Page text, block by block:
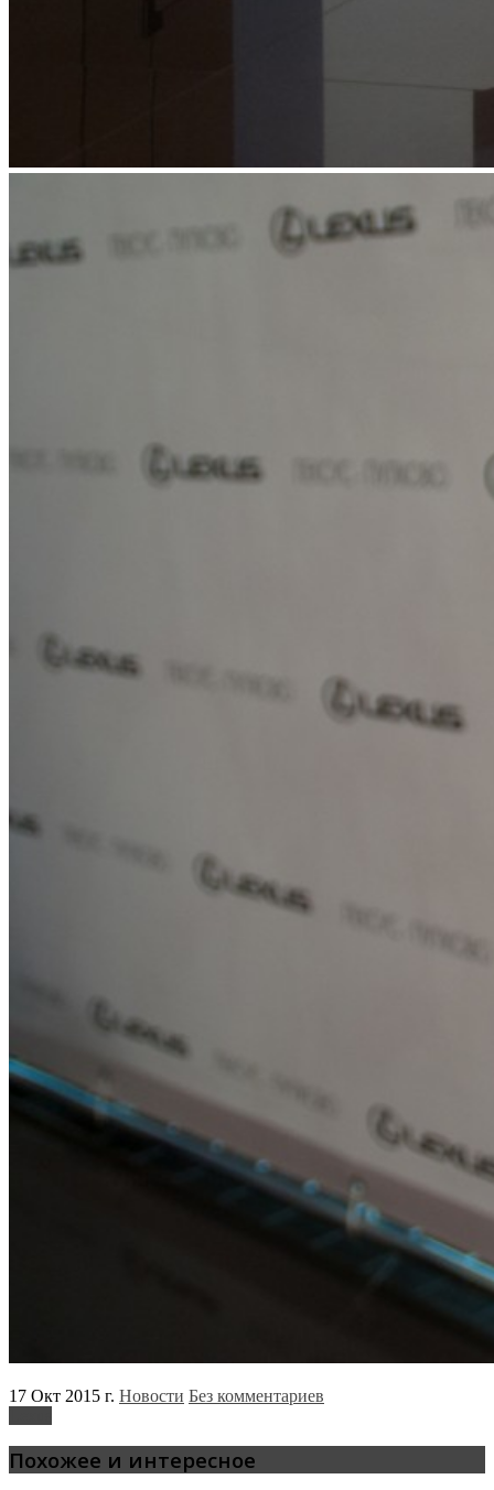
17 Окт 2015 г. Новости Без комментариев
Похожее и интересное